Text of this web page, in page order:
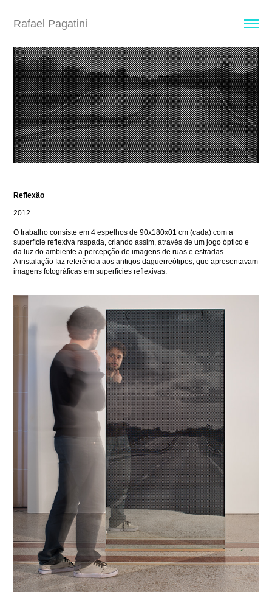
Rafael Pagatini
Reflexão
2012
O trabalho consiste em 4 espelhos de 90x180x01 cm (cada) com a
superfície reflexiva raspada, criando assim, através de um jogo óptico e
da luz do ambiente a percepção de imagens de ruas e estradas.
A instalação faz referência aos antigos daguerreótipos, que apresentavam
imagens fotográficas em superfícies reflexivas.